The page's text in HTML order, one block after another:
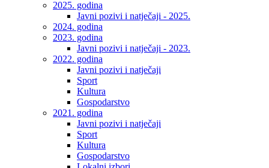
2025. godina
Javni pozivi i natječaji - 2025.
2024. godina
2023. godina
Javni pozivi i natječaji - 2023.
2022. godina
Javni pozivi i natječaji
Sport
Kultura
Gospodarstvo
2021. godina
Javni pozivi i natječaji
Sport
Kultura
Gospodarstvo